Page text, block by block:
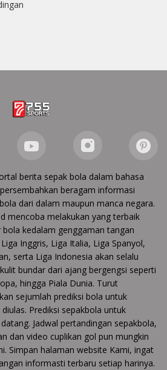
berita sepak bola dalam bahasa
beragam informasi
dari dalam maupun manca negara.
mencoba melakukan yang terbaik
kedalam genggaman tangan
Inggris, Liga Italia, Liga Spanyol,
serta Liga Indonesia akan selalu
bundar dari ajang bergengsi seperti
hingga Piala Dunia. Turut
sejumlah prediksi bola untuk
Prediksi sepakbola untuk
Jadwal pertandingan sepakbola,
dan video cuplikan gol pun mungkin
Simpan halaman website Kami, ingat
informasti terbaru setiap harinya.